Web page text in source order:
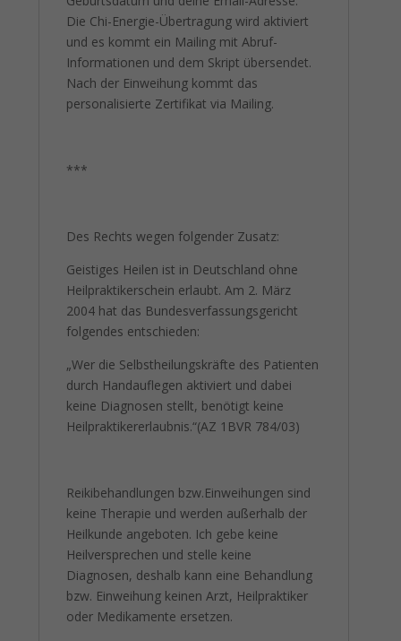
Die Chi-Energie-Übertragung wird aktiviert
und es kommt ein Mailing mit Abruf-
Informationen und dem Skript übersendet.
Nach der Einweihung kommt das
personalisierte Zertifikat via Mailing.
***
Des Rechts wegen folgender Zusatz:
Geistiges Heilen ist in Deutschland ohne
Heilpraktikerschein erlaubt. Am 2. März
2004 hat das Bundesverfassungsgericht
folgendes entschieden:
„Wer die Selbstheilungskräfte des Patienten
durch Handauflegen aktiviert und dabei
keine Diagnosen stellt, benötigt keine
Heilpraktikererlaubnis.“(AZ 1BVR 784/03)
Reikibehandlungen bzw.Einweihungen sind
keine Therapie und werden außerhalb der
Heilkunde angeboten. Ich gebe keine
Heilversprechen und stelle keine
Diagnosen, deshalb kann eine Behandlung
bzw. Einweihung keinen Arzt, Heilpraktiker
oder Medikamente ersetzen.